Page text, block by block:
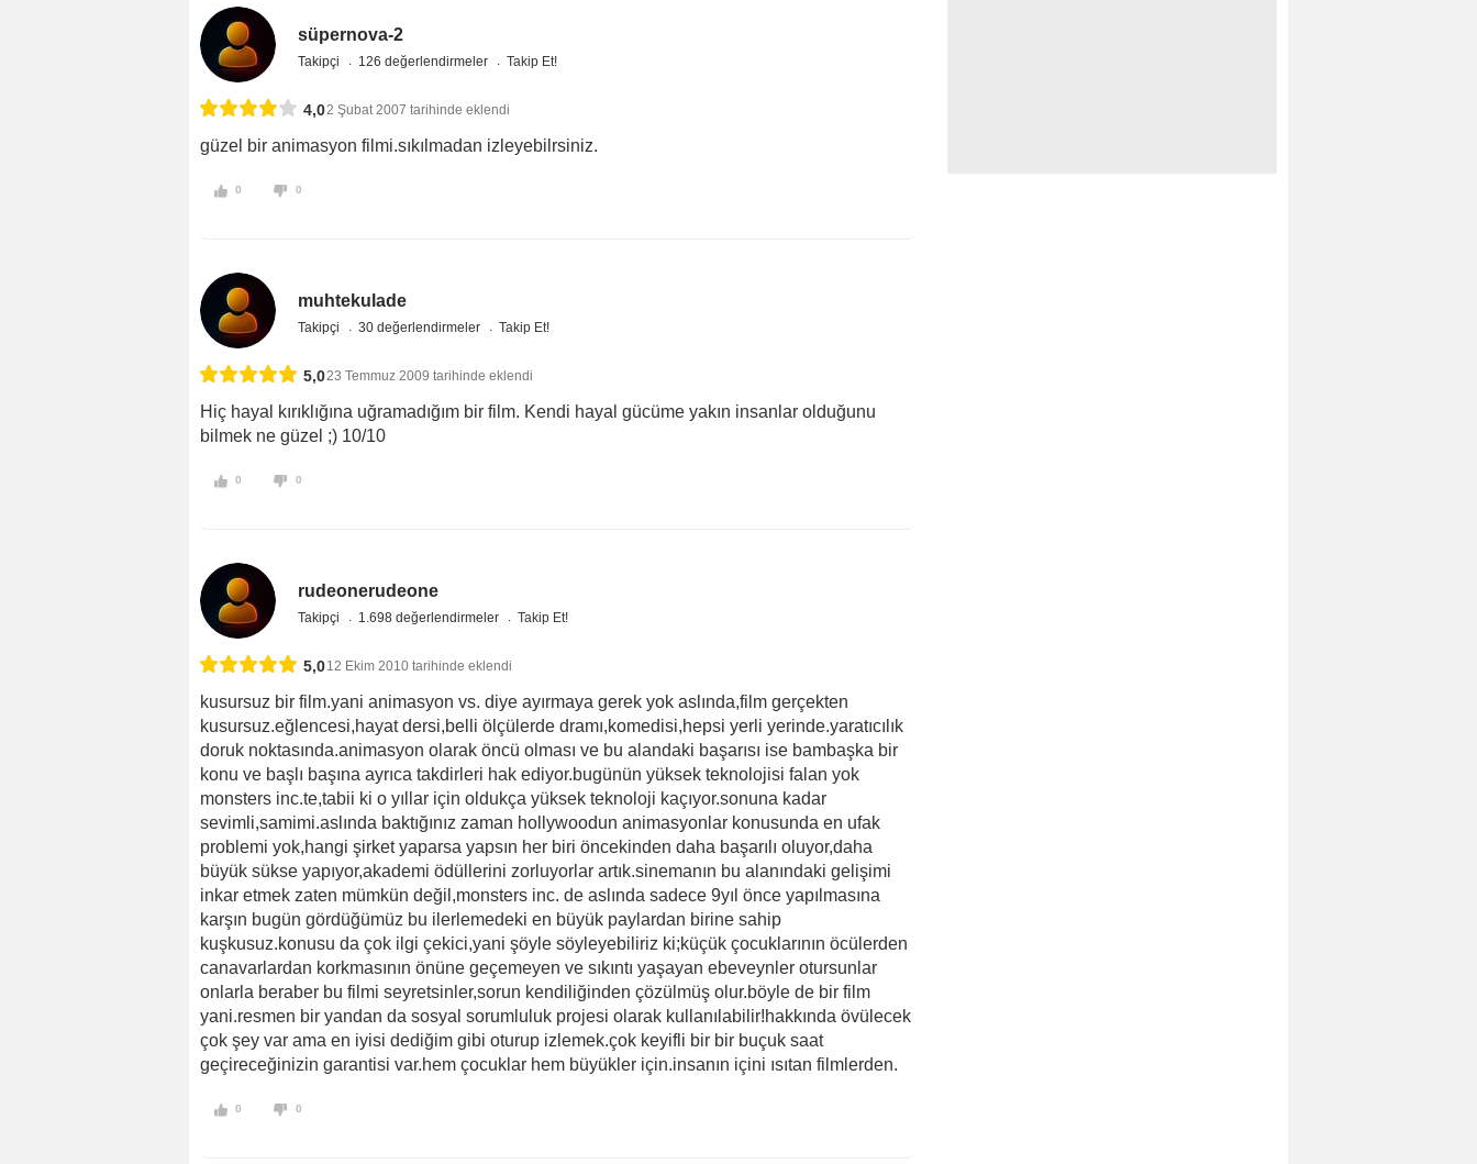
süpernova-2
Takipçi 126 değerlendirmeler Takip Et!
4,02 Şubat 2007 tarihinde eklendi
güzel bir animasyon filmi.sıkılmadan izleyebilrsiniz.
0 0
muhtekulade
Takipçi 30 değerlendirmeler Takip Et!
5,023 Temmuz 2009 tarihinde eklendi
Hiç hayal kırıklığına uğramadığım bir film. Kendi hayal gücüme yakın insanlar olduğunu
bilmek ne güzel ;) 10/10
0 0
rudeonerudeone
Takipçi 1.698 değerlendirmeler Takip Et!
5,012 Ekim 2010 tarihinde eklendi
kusursuz bir film.yani animasyon vs. diye ayırmaya gerek yok aslında,film gerçekten
kusursuz.eğlencesi,hayat dersi,belli ölçülerde dramı,komedisi,hepsi yerli yerinde.yaratıcılık
doruk noktasında.animasyon olarak öncü olması ve bu alandaki başarısı ise bambaşka bir
konu ve başlı başına ayrıca takdirleri hak ediyor.bugünün yüksek teknolojisi falan yok
monsters inc.te,tabii ki o yıllar için oldukça yüksek teknoloji kaçıyor.sonuna kadar
sevimli,samimi.aslında baktığınız zaman hollywoodun animasyonlar konusunda en ufak
problemi yok,hangi şirket yaparsa yapsın her biri öncekinden daha başarılı oluyor,daha
büyük sükse yapıyor,akademi ödüllerini zorluyorlar artık.sinemanın bu alanındaki gelişimi
inkar etmek zaten mümkün değil,monsters inc. de aslında sadece 9yıl önce yapılmasına
karşın bugün gördüğümüz bu ilerlemedeki en büyük paylardan birine sahip
kuşkusuz.konusu da çok ilgi çekici,yani şöyle söyleyebiliriz ki;küçük çocuklarının öcülerden
canavarlardan korkmasının önüne geçemeyen ve sıkıntı yaşayan ebeveynler otursunlar
onlarla beraber bu filmi seyretsinler,sorun kendiliğinden çözülmüş olur.böyle de bir film
yani.resmen bir yandan da sosyal sorumluluk projesi olarak kullanılabilir!hakkında övülecek
çok şey var ama en iyisi dediğim gibi oturup izlemek.çok keyifli bir bir buçuk saat
geçireceğinizin garantisi var.hem çocuklar hem büyükler için.insanın içini ısıtan filmlerden.
0 0